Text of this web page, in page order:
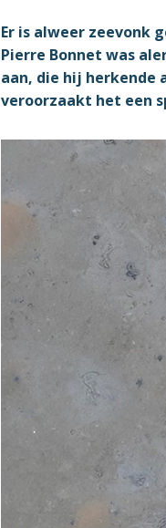
Er is alweer zeevonk
Pierre Bonnet was
aan, die hij herkende
veroorzaakt het een